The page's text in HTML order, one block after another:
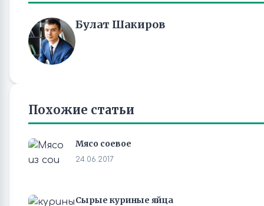
Булат Шакиров
Похожие статьи
Мясо соевое
24.06.2017
Сырые куриные яйца